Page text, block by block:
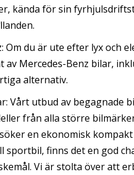
kända för sin
Om du är ute efter lyx och
Mercedes-Benz bilar,
alternativ.
Vårt utbud av begagnade
från alla större
en ekonomisk
sportbil, finns det en god
Vi är stolta över att